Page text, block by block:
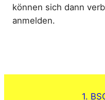
können sich dann
anmelden.
1.